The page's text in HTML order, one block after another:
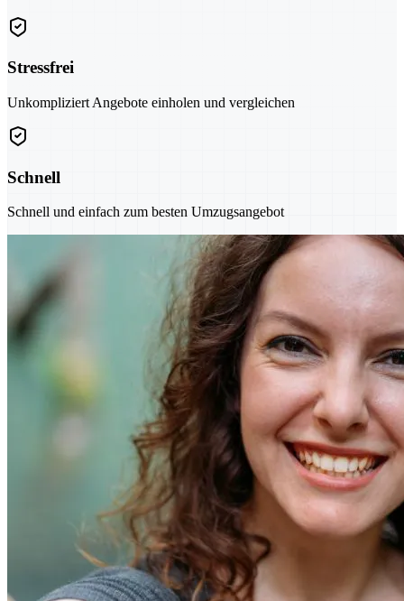
Stressfrei
Unkompliziert Angebote einholen und vergleichen
Schnell
Schnell und einfach zum besten Umzugsangebot